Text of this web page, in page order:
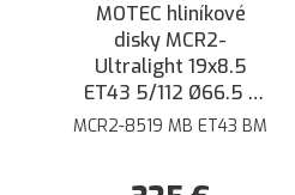
MOTEC hliníkové
disky MCR2-
Ultralight 19x8.5
ET43 5/112 Ø66.5 -
Bronzová matná
MCR2-8519 MB ET43 BM